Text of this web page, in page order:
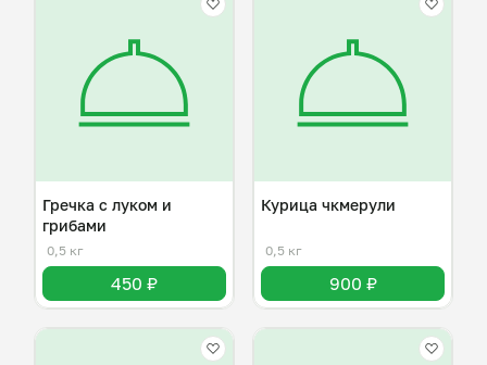
Гречка с луком и
грибами
0,5 кг
450 ₽
Курица чкмерули
0,5 кг
900 ₽